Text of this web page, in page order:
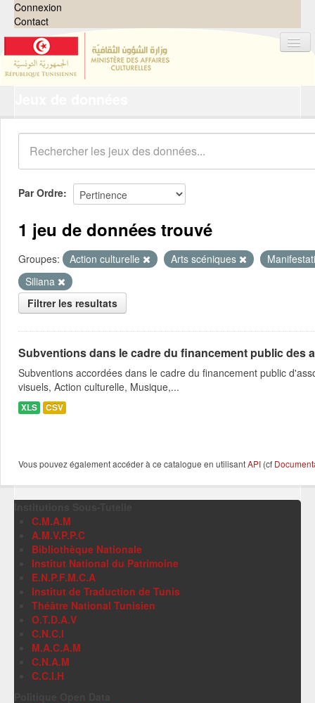
Connexion
Contact
Organisations
Groupes
Demandes 0
À propos
Par Ordre
1 jeu de données trouvé
Groupes: Action culturelle Arts scéniques
Siliana
Filtrer les resultats
Subventions dans le cadre du financement public des
Subventions accordées dans le cadre du financement public
visuels, Action culturelle, Musique,...
XLS CSV
Vous pouvez également accéder à ce catalogue en utilisantAPI (cf
C.M.A.M
A.M.V.P.P.C
Bibliothèque Nationale
Institut National du Patrimoine
E.N.P.F.M.C.A
Institut de Traduction de Tunis
Théâtre National Tunisien
O.T.D.A.V
C.N.C.I
M.A.C.A.M
C.N.A.M
C.C.I.H